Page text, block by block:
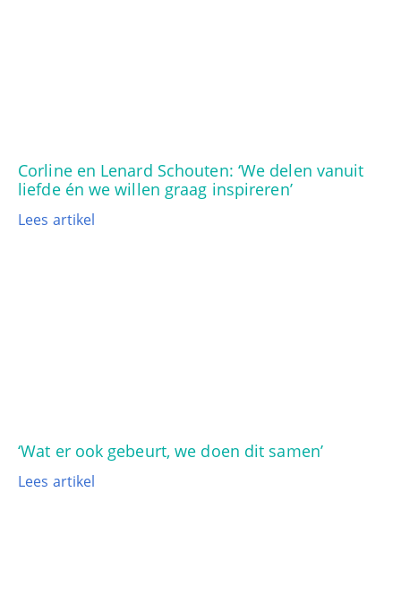
Corline en Lenard Schouten: ‘We delen vanuit
liefde én we willen graag inspireren’
Lees artikel
‘Wat er ook gebeurt, we doen dit samen’
Lees artikel